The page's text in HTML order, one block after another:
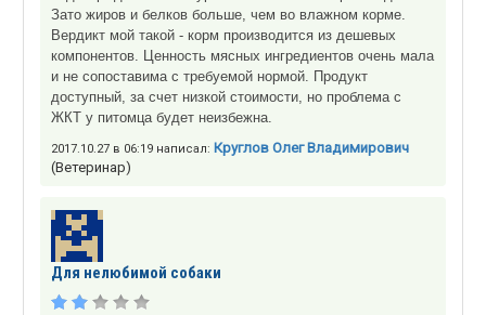
Зато жиров и белков больше, чем во влажном корме.
Вердикт мой такой - корм производится из дешевых
компонентов. Ценность мясных ингредиентов очень мала
и не сопоставима с требуемой нормой. Продукт
доступный, за счет низкой стоимости, но проблема с
ЖКТ у питомца будет неизбежна.
2017.10.27 в 06:19 написал: Круглов Олег Владимирович
(Ветеринар)
Для нелюбимой собаки